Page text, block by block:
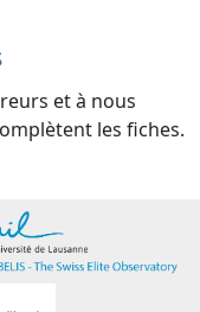
et à nous
les fiches.